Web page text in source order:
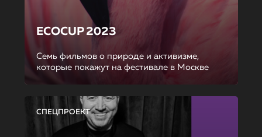
ECOCUP 2023
Семь фильмов о природе и активизме,
которые покажут на фестивале в Москве
СПЕЦПРОЕКТ